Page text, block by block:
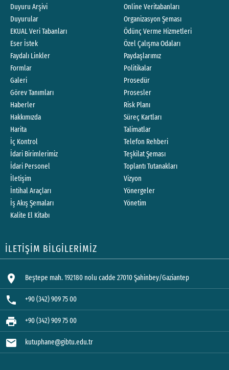
Duyuru Arşivi
Duyurular
EKUAL Veri Tabanları
Eser İstek
Faydalı Linkler
Formlar
Galeri
Görev Tanımları
Haberler
Hakkımızda
Harita
İç Kontrol
İdari Birimlerimiz
İdari Personel
İletişim
İntihal Araçları
İş Akış Şemaları
Kalite El Kitabı
Online Veritabanları
Organizasyon Şeması
Ödünç Verme Hizmetleri
Özel Çalışma Odaları
Paydaşlarımız
Politikalar
Prosedür
Prosesler
Risk Planı
Süreç Kartları
Talimatlar
Telefon Rehberi
Teşkilat Şeması
Toplantı Tutanakları
Vizyon
Yönergeler
Yönetim
İLETİŞİM BİLGİLERİMİZ
location_on Beştepe mah. 192180 nolu cadde 27010 Şahinbey/Gaziantep
phone +90 (342) 909 75 00
print +90 (342) 909 75 00
mail kutuphane@gibtu.edu.tr